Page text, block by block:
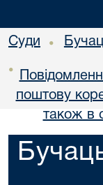
Суди •
•
поштову
також в